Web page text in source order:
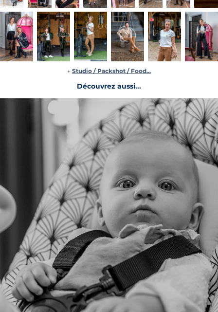
←Studio / Packshot / Food...
Découvrez aussi...
2019
Mise en scène d'objets pour enfants